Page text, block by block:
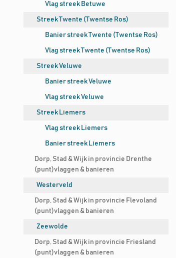
Vlag streek Betuwe
Streek Twente (Twentse Ros)
Banier streek Twente (Twentse Ros)
Vlag streek Twente (Twentse Ros)
Streek Veluwe
Banier streek Veluwe
Vlag streek Veluwe
Streek Liemers
Vlag streek Liemers
Banier streek Liemers
Dorp, Stad & Wijk in provincie Drenthe
(punt)vlaggen & banieren
Westerveld
Dorp, Stad & Wijk in provincie Flevoland
(punt)vlaggen & banieren
Zeewolde
Dorp, Stad & Wijk in provincie Friesland
(punt)vlaggen & banieren